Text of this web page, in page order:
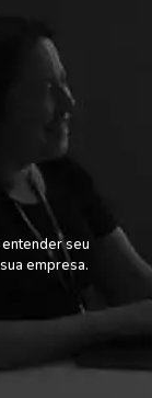
seu
empresa.